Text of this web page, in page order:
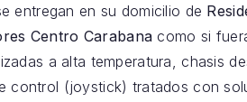
entregan en su domicilio de
Centro Carabana como si
a alta temperatura, chasis
control (joystick) tratados con